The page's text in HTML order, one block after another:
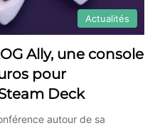
Actualités
Ally, une console
pour
Deck
autour de sa